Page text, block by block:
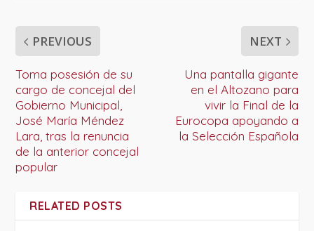
PREVIOUS
Toma posesión de su
cargo de concejal del
Gobierno Municipal,
José María Méndez
Lara, tras la renuncia
de la anterior concejal
popular
NEXT
Una pantalla gigante
en el Altozano para
vivir la Final de la
Eurocopa apoyando a
la Selección Española
RELATED POSTS